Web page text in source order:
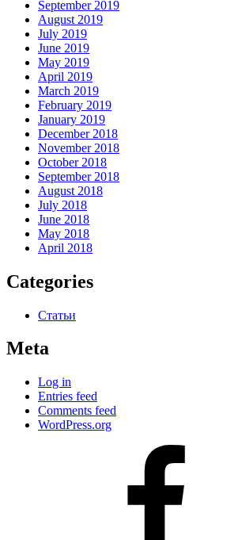
September 2019
August 2019
July 2019
June 2019
May 2019
April 2019
March 2019
February 2019
January 2019
December 2018
November 2018
October 2018
September 2018
August 2018
July 2018
June 2018
May 2018
April 2018
Categories
Статьи
Meta
Log in
Entries feed
Comments feed
WordPress.org